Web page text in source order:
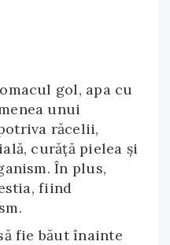
gol, apa cu
unui
răcelii,
curăță pielea și
În plus,
fiind
fie băut înainte